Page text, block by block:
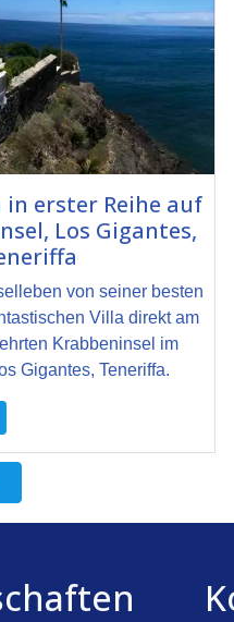
in erster Reihe auf
Los Gigantes,
von seiner besten
Villa direkt am
Krabbeninsel im
Gigantes, Teneriffa.